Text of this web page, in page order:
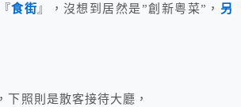
食街』，沒想到居然是”創新粤菜”， 另
下照則是散客接待大廳，